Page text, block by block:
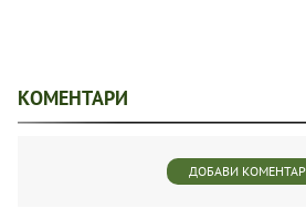
КОМЕНТАРИ
ДОБАВИ КОМЕНТАР